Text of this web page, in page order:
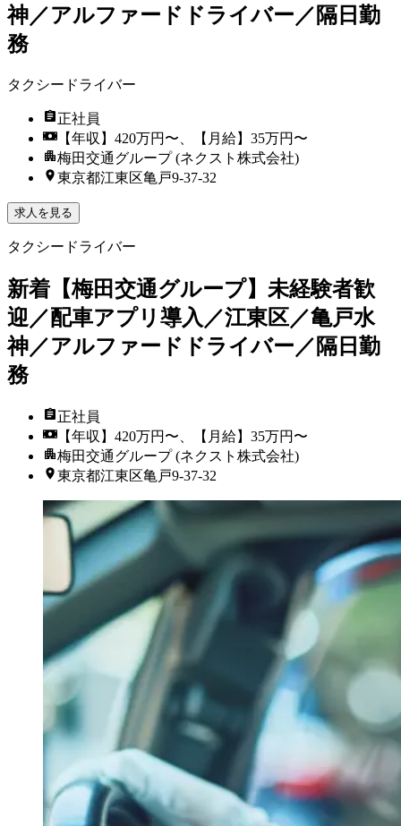
神／アルファードドライバー／隔日勤
務
タクシードライバー
正社員
【年収】420万円〜、【月給】35万円〜
梅田交通グループ (ネクスト株式会社)
東京都江東区亀戸9-37-32
求人を見る
タクシードライバー
新着 【梅田交通グループ】未経験者歓
迎／配車アプリ導入／江東区／亀戸水
神／アルファードドライバー／隔日勤
務
正社員
【年収】420万円〜、【月給】35万円〜
梅田交通グループ (ネクスト株式会社)
東京都江東区亀戸9-37-32